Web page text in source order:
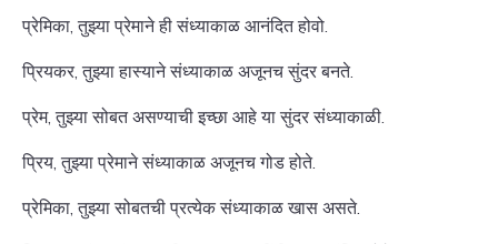
प्रेमिका, तुझ्या प्रेमाने ही संध्याकाळ आनंदित होवो.
प्रियकर, तुझ्या हास्याने संध्याकाळ अजूनच सुंदर बनते.
प्रेम, तुझ्या सोबत असण्याची इच्छा आहे या सुंदर संध्याकाळी.
प्रिय, तुझ्या प्रेमाने संध्याकाळ अजूनच गोड होते.
प्रेमिका, तुझ्या सोबतची प्रत्येक संध्याकाळ खास असते.